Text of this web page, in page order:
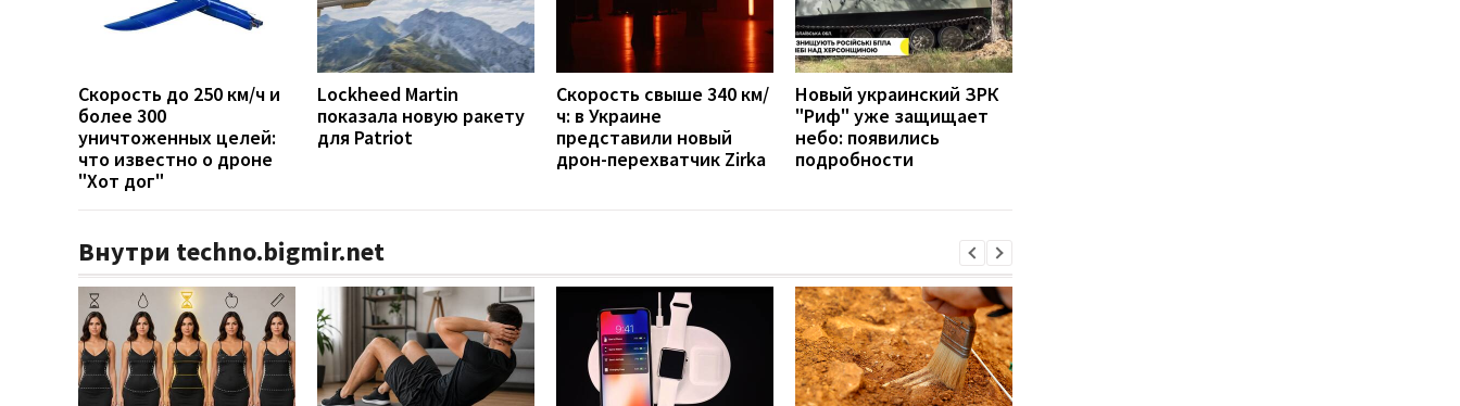
Скорость до 250 км/ч и
более 300
уничтоженных целей:
что известно о дроне
"Хот дог"
Lockheed Martin
показала новую ракету
для Patriot
Скорость свыше 340 км/
ч: в Украине
представили новый
дрон-перехватчик Zirka
Новый украинский ЗРК
"Риф" уже защищает
небо: появились
подробности
Внутри techno.bigmir.net